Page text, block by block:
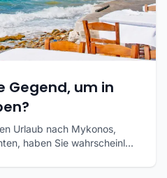
Gegend, um in
Urlaub nach Mykonos,
haben Sie wahrscheinl...